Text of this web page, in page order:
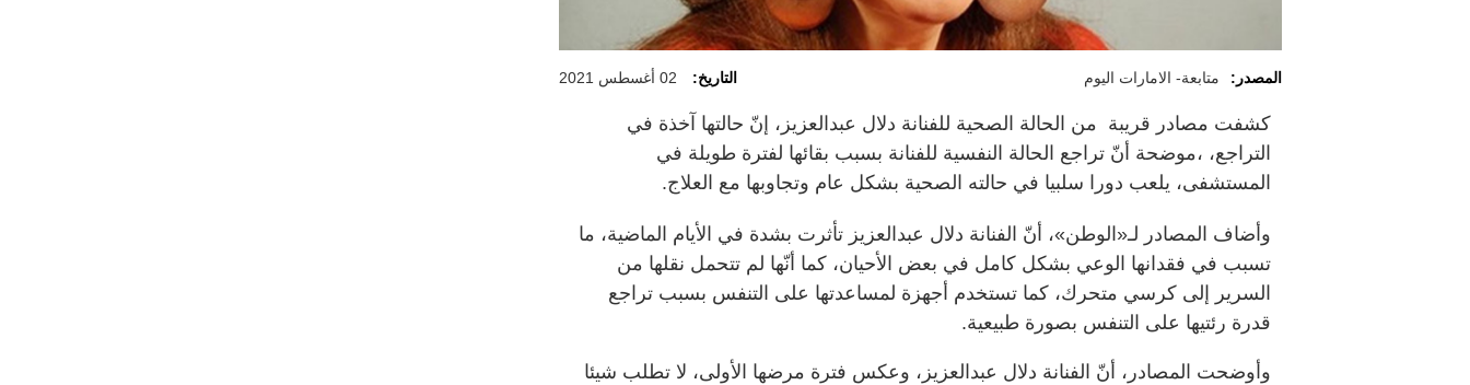
المصدر: متابعة- الامارات اليوم التاريخ: 02 أغسطس 2021
كشفت مصادر قريبة من الحالة الصحية للفنانة دلال عبدالعزيز، إنّ حالتها آخذة في
التراجع، ،موضحة أنّ تراجع الحالة النفسية للفنانة بسبب بقائها لفترة طويلة في
المستشفى، يلعب دورا سلبيا في حالته الصحية بشكل عام وتجاوبها مع العلاج.
وأضاف المصادر لـ«الوطن»، أنّ الفنانة دلال عبدالعزيز تأثرت بشدة في الأيام الماضية، ما
تسبب في فقدانها الوعي بشكل كامل في بعض الأحيان، كما أنّها لم تتحمل نقلها من
السرير إلى كرسي متحرك، كما تستخدم أجهزة لمساعدتها على التنفس بسبب تراجع
قدرة رئتيها على التنفس بصورة طبيعية.
وأوضحت المصادر، أنّ الفنانة دلال عبدالعزيز، وعكس فترة مرضها الأولى، لا تطلب شيئا